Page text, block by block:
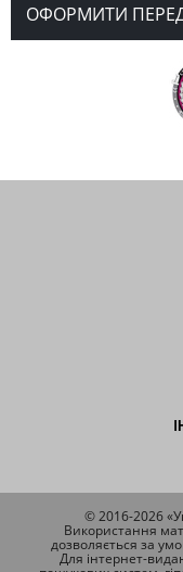
ОФОРМИТИ
© 2016-2026
Використання
дозволяється за
Для інтернет-